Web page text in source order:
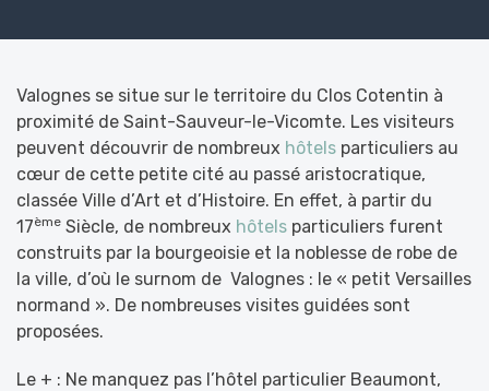
Valognes se situe sur le territoire du Clos Cotentin à
proximité de Saint-Sauveur-le-Vicomte. Les visiteurs
peuvent découvrir de nombreux hôtels particuliers au
cœur de cette petite cité au passé aristocratique,
classée Ville d’Art et d’Histoire. En effet, à partir du
17ème Siècle, de nombreux hôtels particuliers furent
construits par la bourgeoisie et la noblesse de robe de
la ville, d’où le surnom de Valognes : le « petit Versailles
normand ». De nombreuses visites guidées sont
proposées.
Le + : Ne manquez pas l’hôtel particulier Beaumont,